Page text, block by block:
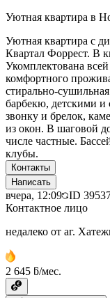
Уютная квартира в
Уютная квартира с
Квартал Форрест. В
Укомплектована
комфортного
стирально-
барбекю, детскими
звонку и брелок,
из окон. В шаговой
числе частные.
клубы.
Контакты
Написать
вчера, 12:09 ID
Контактное лицо
недалеко от аг.
2 645 ƃ/мес.